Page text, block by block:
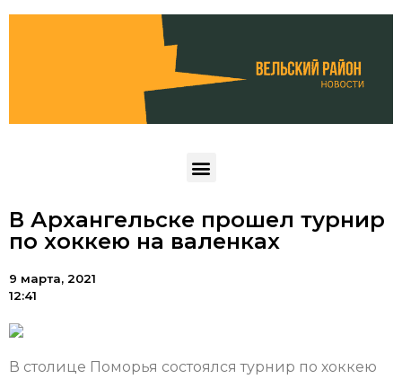
В Архангельске прошел турнир
по хоккею на валенках
9 марта, 2021
12:41
В столице Поморья состоялся турнир по хоккею